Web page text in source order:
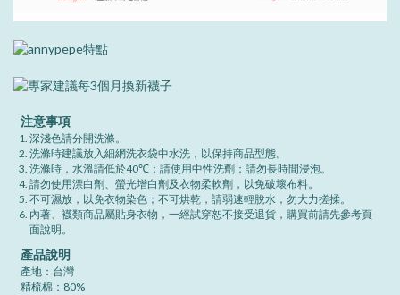
注意事項
深淺色請分開洗滌。
洗滌時建議放入細網洗衣袋中水洗，以保持商品型態。
洗滌時，水溫請低於40℃；請使用中性洗劑；請勿長時間浸泡。
請勿使用漂白劑、螢光增白劑及衣物柔軟劑，以免破壞布料。
不可濕放，以免衣物染色；不可烘乾，請弱速輕脫水，勿大力搓揉。
內著、襪類商品屬貼身衣物，一經試穿恕不接受退貨，購買前請先參考頁
面說明。
產品說明
產地：台灣
精梳棉：80%